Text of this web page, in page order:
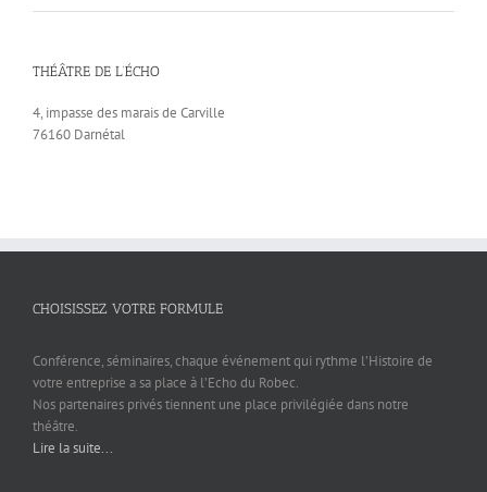
THÉÂTRE DE L’ÉCHO
4, impasse des marais de Carville
76160 Darnétal
CHOISISSEZ VOTRE FORMULE
Conférence, séminaires, chaque événement qui rythme l’Histoire de
votre entreprise a sa place à l’Echo du Robec.
Nos partenaires privés tiennent une place privilégiée dans notre
théâtre.
Lire la suite...